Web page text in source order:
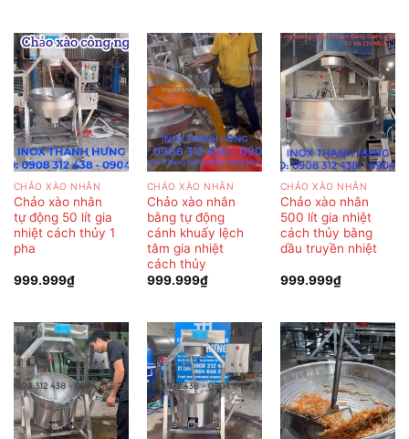
CHẢO XÀO NHÂN
Chảo xào nhân
tự động 50 lít gia
nhiệt cách thủy 1
pha
999.999₫
CHẢO XÀO NHÂN
Chảo xào nhân
bằng tự động
cánh khuấy lệch
tâm gia nhiệt
cách thủy
999.999₫
CHẢO XÀO NHÂN
Chảo xào nhân
500 lít gia nhiệt
cách thủy bằng
dầu truyền nhiệt
999.999₫